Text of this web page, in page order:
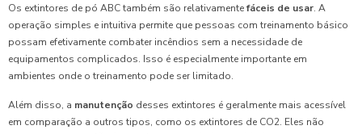
Os extintores de pó ABC também são relativamentefáceis de usar. A
operação simples e intuitiva permite que pessoas com treinamento básico
possam efetivamente combater incêndios sem a necessidade de
equipamentos complicados. Isso é especialmente importante em
ambientes onde o treinamento pode ser limitado.
Além disso, a manutenção desses extintores é geralmente mais acessível
em comparação a outros tipos, como os extintores de CO2. Eles não